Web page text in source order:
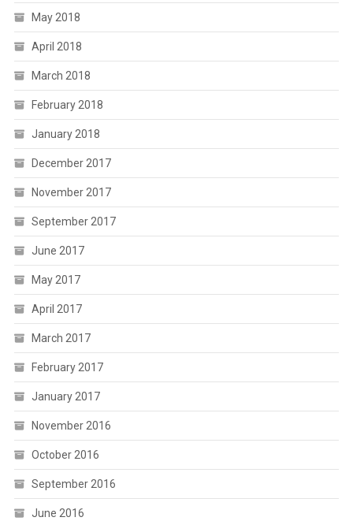
May 2018
April 2018
March 2018
February 2018
January 2018
December 2017
November 2017
September 2017
June 2017
May 2017
April 2017
March 2017
February 2017
January 2017
November 2016
October 2016
September 2016
June 2016